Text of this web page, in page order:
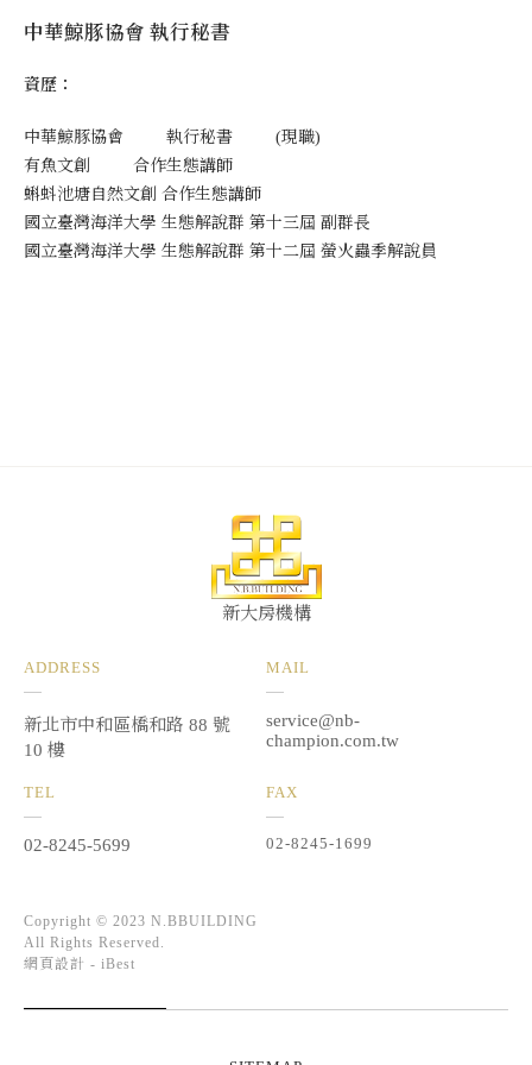
中華鯨豚協會 執行秘書
資歷：
中華鯨豚協會 執行秘書 (現職)
有魚文創 合作生態講師
蝌蚪池塘自然文創 合作生態講師
國立臺灣海洋大學 生態解說群 第十三屆 副群長
國立臺灣海洋大學 生態解說群 第十二屆 螢火蟲季解說員
新大房機構
ADDRESS
新北市中和區橋和路 88 號
10 樓
MAIL
service@nb-
champion.com.tw
TEL
02-8245-5699
FAX
02-8245-1699
Copyright © 2023 N.BBUILDING
All Rights Reserved.
網頁設計 - iBest